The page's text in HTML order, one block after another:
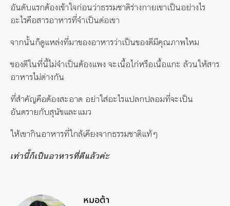
อันดับแรกต้องเข้าใจก่อนว่าธรรมชาติร่างกายเขาเป็นอย่างไร
อะไรคือสารอาหารที่จำเป็นต่อเขา
จากนั้นก็ดูแหล่งที่มาของอาหารว่าเป็นของดีมีคุณภาพไหม
ของดีในที่นี้ไม่จำเป็นต้องแพง จะเนื้อไก่หรือเนื้อแกะ ล้วนให้สาร
อาหารไม่ต่างกัน
ที่สำคัญคือต้องสะอาด อย่าใส่อะไรแปลกปลอมที่จะเป็น
อันตรายกับสุนัขและแมว
ให้เขากินอาหารที่ใกล้เคียงจากธรรมชาติแท้ๆ
เท่านี้ก็เป็นอาหารที่ดีแล้วค่ะ
หมอต้า